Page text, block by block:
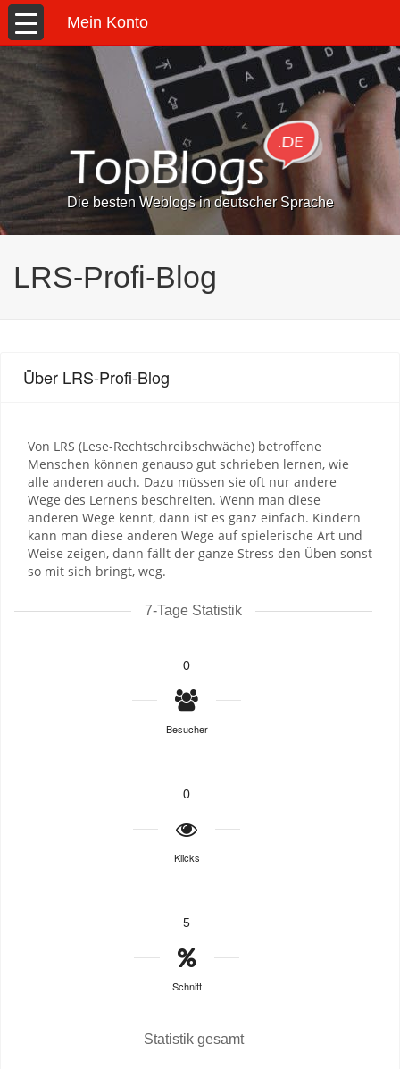
Mein Konto
Die besten Weblogs in deutscher Sprache
LRS-Profi-Blog
Über LRS-Profi-Blog
Von LRS (Lese-Rechtschreibschwäche) betroffene
Menschen können genauso gut schrieben lernen, wie
alle anderen auch. Dazu müssen sie oft nur andere
Wege des Lernens beschreiten. Wenn man diese
anderen Wege kennt, dann ist es ganz einfach. Kindern
kann man diese anderen Wege auf spielerische Art und
Weise zeigen, dann fällt der ganze Stress den Üben sonst
so mit sich bringt, weg.
7-Tage Statistik
0
Besucher
0
Klicks
5
Schnitt
Statistik gesamt